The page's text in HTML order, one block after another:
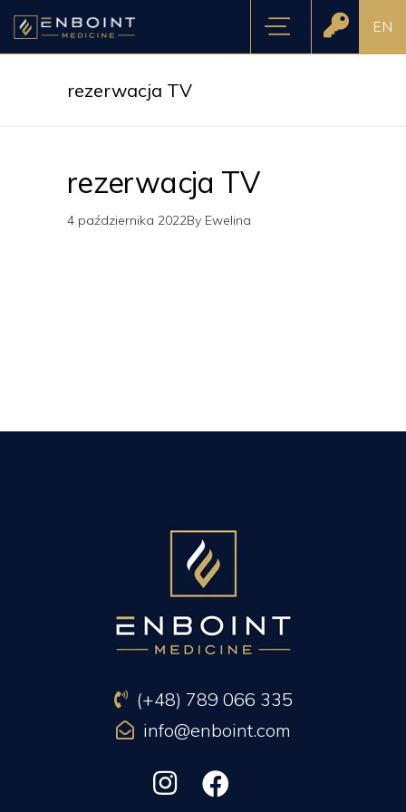
EN
rezerwacja TV
rezerwacja TV
4 października 2022By Ewelina
(+48) 789 066 335
info@enboint.com